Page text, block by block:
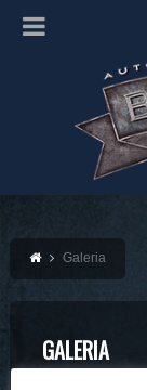
Galeria
GALERIA